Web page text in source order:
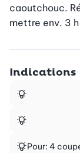
caoutchouc.
mettre env. 3
Indications
Pour: 4